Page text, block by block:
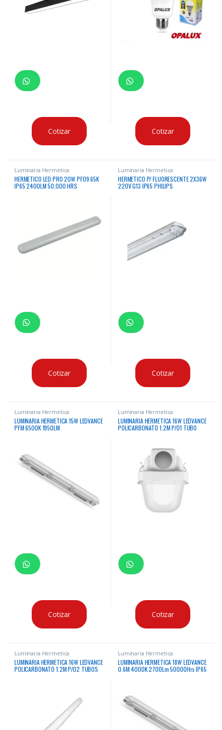
Cotizar Cotizar
Luminaria Hermetica
HERMETICO LED PRO 20W PF09 65K
IP65 2400LM 50,000 HRS
Cotizar
Luminaria Hermetica
HERMETICO P/ FLUORESCENTE 2X36W
220V G13 IP65 PHILIPS
Cotizar
Luminaria Hermetica
LUMINARIA HERMETICA 15W LEDVANCE
PFM 6500K 1950LM
Cotizar
Luminaria Hermetica
LUMINARIA HERMETICA 16W LEDVANCE
POLICARBONATO 1.2M P/01 TUBO
Cotizar
Luminaria Hermetica
LUMINARIA HERMETICA 16W LEDVANCE
POLICARBONATO 1.2M P/02 TUBOS
Luminaria Hermetica
LUMINARIA HERMETICA 18W LEDVANCE
0.6M 4000K 2700Lm 50000Hrs IP65